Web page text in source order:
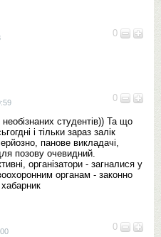
0
0
студентів)) Та що
і тільки зараз залік
панове викладачі,
позову очевидний.
організатори - загналися у
органам - законно
0